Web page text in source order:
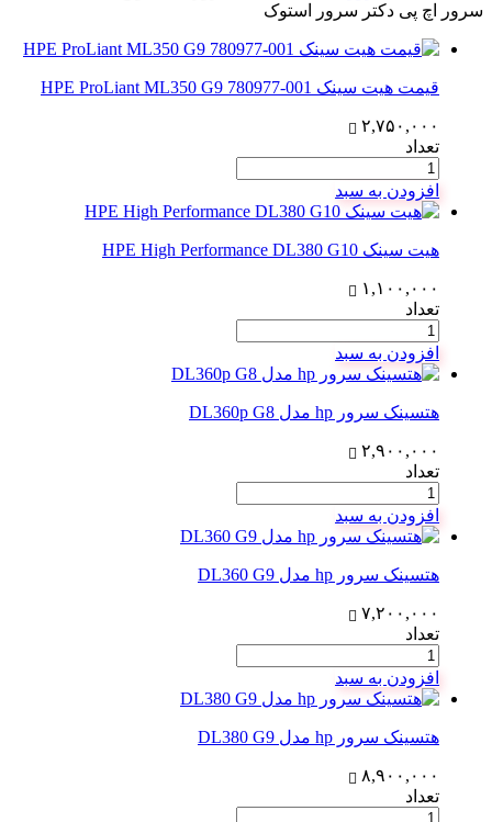
سرور اچ پی دکتر سرور استوک
قیمت هیت سینک HPE ProLiant ML350 G9 780977-001
۲,۷۵۰,۰۰۰
تعداد
افزودن به سبد
هیت سینک HPE High Performance DL380 G10
۱,۱۰۰,۰۰۰
تعداد
افزودن به سبد
هتسینک سرور hp مدل DL360p G8
۲,۹۰۰,۰۰۰
تعداد
افزودن به سبد
هتسینک سرور hp مدل DL360 G9
۷,۲۰۰,۰۰۰
تعداد
افزودن به سبد
هتسینک سرور hp مدل DL380 G9
۸,۹۰۰,۰۰۰
تعداد